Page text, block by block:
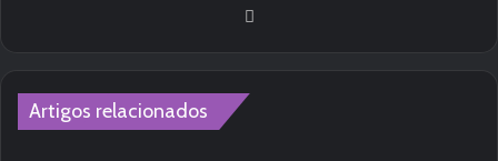
Artigos relacionados